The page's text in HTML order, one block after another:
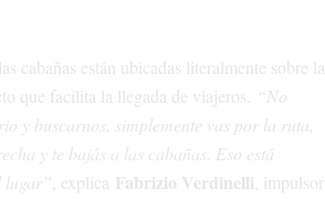
cabañas están ubicadas literalmente sobre la
que facilita la llegada de viajeros.
“No
y buscarnos, simplemente vas por la ruta,
y te bajás a las cabañas. Eso está
lugar” , explica Fabrizio Verdinelli , impulsor